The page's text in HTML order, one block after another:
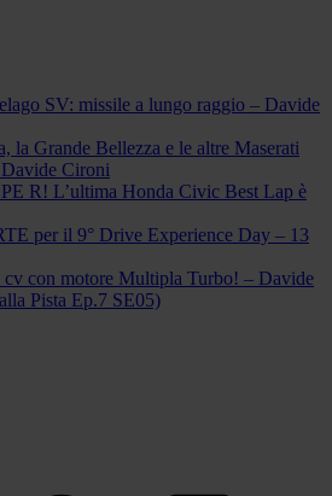
SV: missile a lungo raggio – Davide
la Grande Bellezza e le altre Maserati
Cironi
R! L’ultima Honda Civic Best Lap è
per il 9° Drive Experience Day – 13
cv con motore Multipla Turbo! – Davide
Pista Ep.7 SE05)